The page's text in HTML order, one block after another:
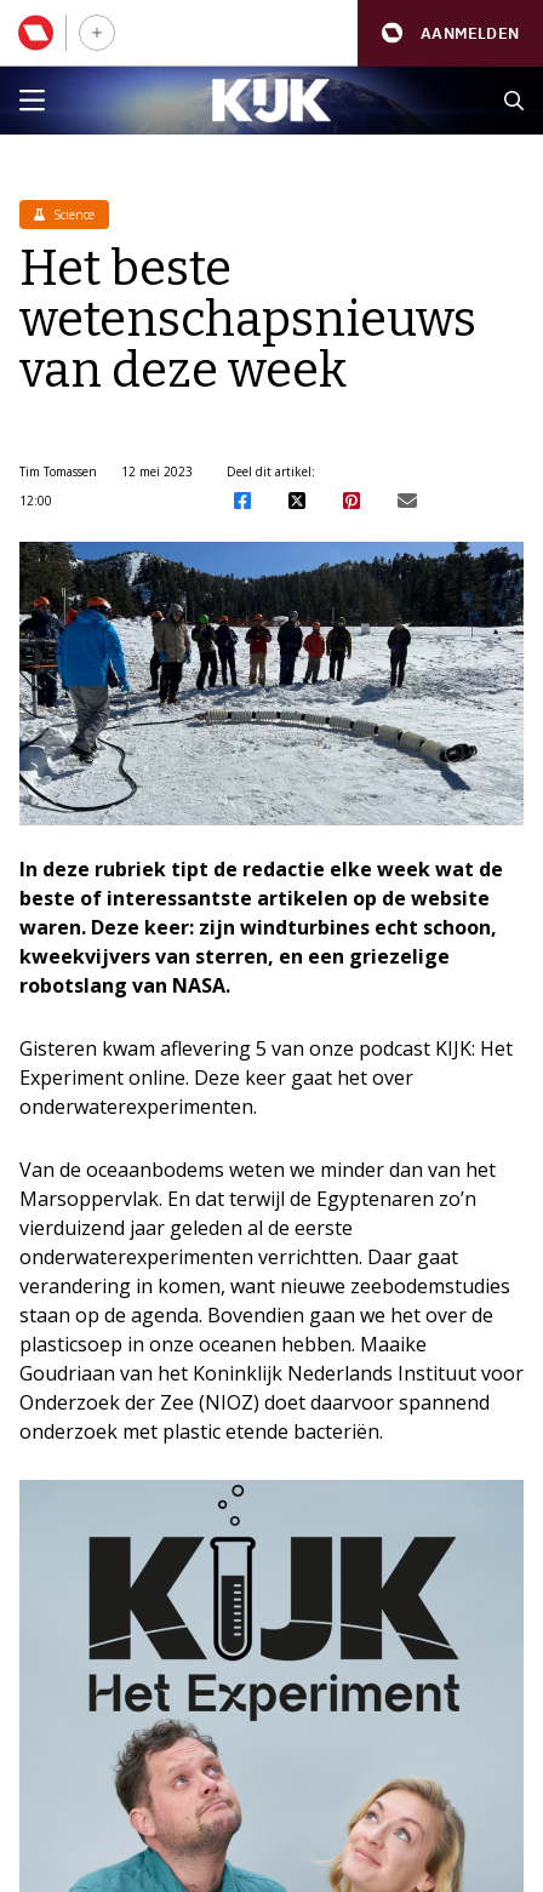
AANMELDEN
Science
Het beste
wetenschapsnieuws
van deze week
Tim Tomassen
12 mei 2023
12:00
Deel dit artikel:
In deze rubriek tipt de redactie elke week wat de
beste of interessantste artikelen op de website
waren. Deze keer: zijn windturbines echt schoon,
kweekvijvers van sterren, en een griezelige
robotslang van NASA.
Gisteren kwam aflevering 5 van onze podcast KIJK: Het
Experiment online. Deze keer gaat het over
onderwaterexperimenten.
Van de oceaanbodems weten we minder dan van het
Marsoppervlak. En dat terwijl de Egyptenaren zo’n
vierduizend jaar geleden al de eerste
onderwaterexperimenten verrichtten. Daar gaat
verandering in komen, want nieuwe zeebodemstudies
staan op de agenda. Bovendien gaan we het over de
plasticsoep in onze oceanen hebben. Maaike
Goudriaan van het Koninklijk Nederlands Instituut voor
Onderzoek der Zee (NIOZ) doet daarvoor spannend
onderzoek met plastic etende bacteriën.